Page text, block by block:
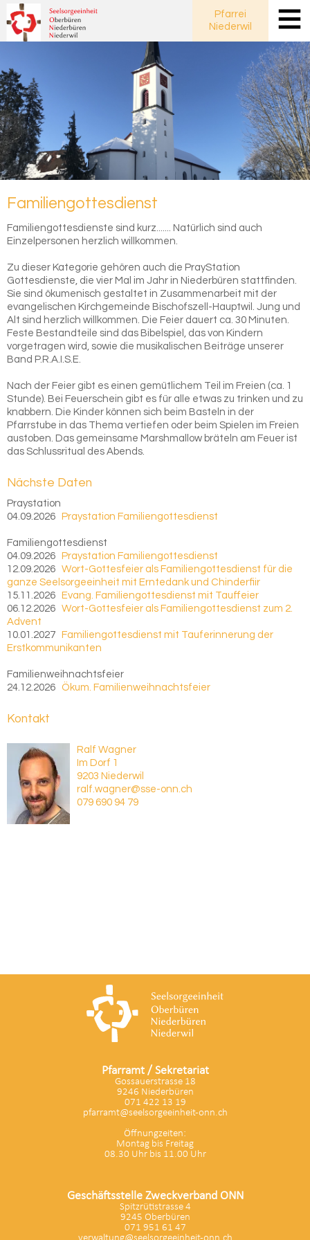
Pfarrei
Niederwil
Fa­mi­li­en­got­tes­dienst
Familiengottesdienste sind kurz....... Natürlich sind auch
Einzelpersonen herzlich willkommen.
Zu dieser Kategorie gehören auch die PrayStation
Gottesdienste, die vier Mal im Jahr in Niederbüren stattfinden.
Sie sind ökumenisch gestaltet in Zusammenarbeit mit der
evangelischen Kirchgemeinde Bischofszell-Hauptwil. Jung und
Alt sind herzlich willkommen. Die Feier dauert ca. 30 Minuten.
Feste Bestandteile sind das Bibelspiel, das von Kindern
vorgetragen wird, sowie die musikalischen Beiträge unserer
Band P.R.A.I.S.E.
Nach der Feier gibt es einen gemütlichem Teil im Freien (ca. 1
Stunde). Bei Feuerschein gibt es für alle etwas zu trinken und zu
knabbern. Die Kinder können sich beim Basteln in der
Pfarrstube in das Thema vertiefen oder beim Spielen im Freien
austoben. Das gemeinsame Marshmallow bräteln am Feuer ist
das Schlussritual des Abends.
Nächste Daten
Praystation
04.09.2026
Praystation Familiengottesdienst
Familiengottesdienst
04.09.2026
Praystation Familiengottesdienst
12.09.2026 Wort-Gottesfeier als Familiengottesdienst für die
ganze Seelsorgeeinheit mit Erntedank und Chinderfiir
15.11.2026
Evang. Familiengottesdienst mit Tauffeier
06.12.2026 Wort-Gottesfeier als Familiengottesdienst zum 2.
Advent
10.01.2027
Familiengottesdienst mit Tauferinnerung der
Erstkommunikanten
Familienweihnachtsfeier
24.12.2026 Ökum. Familienweihnachtsfeier
Kontakt
Ralf Wagner
Im Dorf 1
9203 Niederwil
ralf.wagner@sse-onn.ch
079 690 94 79
Pfarramt / Sekretariat
Gossauerstrasse 18
9246 Niederbüren
071 422 13 19
pfarramt@seelsorgeeinheit-onn.ch
Öffnungzeiten:
Montag bis Freitag
08.30 Uhr bis 11.00 Uhr
Geschäftsstelle Zweckverband ONN
Spitzrütistrasse 4
9245 Oberbüren
071 951 61 47
verwaltung@seelsorgeeinheit-onn.ch